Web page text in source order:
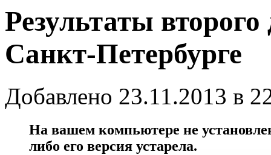
Результаты
Санкт-Петербурге
Добавлено 23.11.2013 в
На вашем компьютере не
либо его версия устарела.